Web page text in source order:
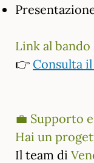
Link al bando
👉 Consulta
💼 Supporto
Hai un
Il team di